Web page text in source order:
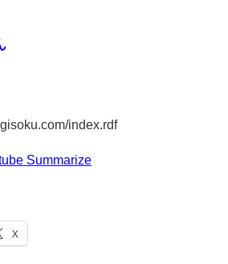
index.rdf
Summarize
X